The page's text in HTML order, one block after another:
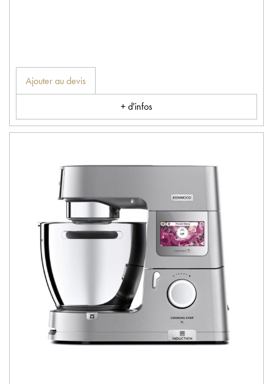
Ajouter au devis
+ d'infos